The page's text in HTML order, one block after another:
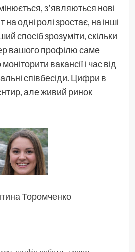
з’являються нові
на одні ролі зростає, на інші
спосіб зрозуміти, скільки
вашого профілю саме
вакансії і час від
співбесіди. Цифри в
але живий ринок
Торомченко